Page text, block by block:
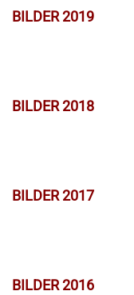
BILDER 2019
BILDER 2018
BILDER 2017
BILDER 2016